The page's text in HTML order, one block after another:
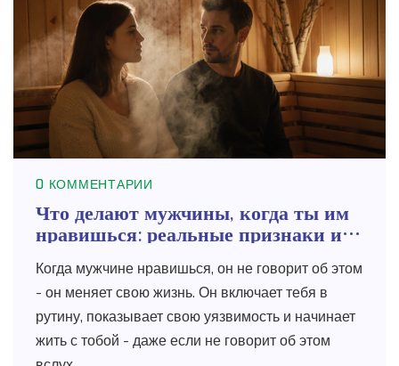
0 КОММЕНТАРИИ
Что делают мужчины, когда ты им
нравишься: реальные признаки и
Когда мужчине нравишься, он не говорит об этом
- он меняет свою жизнь. Он включает тебя в
рутину, показывает свою уязвимость и начинает
жить с тобой - даже если не говорит об этом